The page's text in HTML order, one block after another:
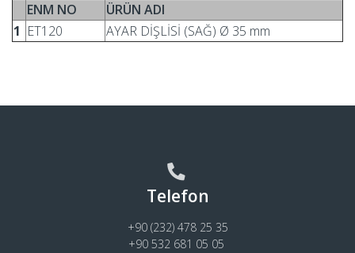
ENM NO
ÜRÜN ADI
1 ET120 AYAR DİŞLİSİ (SAĞ) Ø 35 mm
Telefon
+90 (232) 478 25 35
+90 532 681 05 05